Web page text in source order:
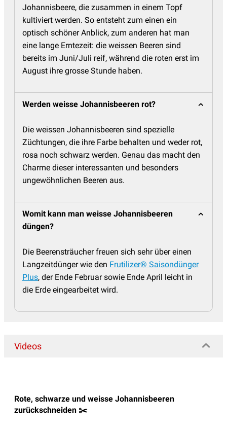
Johannisbeere, die zusammen in einem Topf
kultiviert werden. So entsteht zum einen ein
optisch schöner Anblick, zum anderen hat man
eine lange Erntezeit: die weissen Beeren sind
bereits im Juni/Juli reif, während die roten erst im
August ihre grosse Stunde haben.
Werden weisse Johannisbeeren rot?
Die weissen Johannisbeeren sind spezielle
Züchtungen, die ihre Farbe behalten und weder rot,
rosa noch schwarz werden. Genau das macht den
Charme dieser interessanten und besonders
ungewöhnlichen Beeren aus.
Womit kann man weisse Johannisbeeren
düngen?
Die Beerensträucher freuen sich sehr über einen
Langzeitdünger wie den Frutilizer® Saisondünger
Plus, der Ende Februar sowie Ende April leicht in
die Erde eingearbeitet wird.
Videos
Rote, schwarze und weisse Johannisbeeren
zurückschneiden ✂️